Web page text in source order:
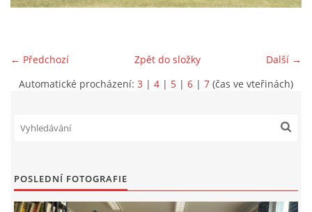
VIDEA Z DRONU
"KNIHOBUDKY"
ČASOSBĚRY - CHRÁŠŤANY
PROJEKT FLYNN "KNIHOVNA" CARSEN
← Předchozí Další →
Zpět do složky
Automatické procházení: 3 | 4 | 5 | 6 | 7 (čas ve vteřinách)
POSLEDNÍ FOTOGRAFIE